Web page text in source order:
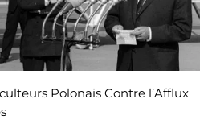
Polonais Contre l’Afflux